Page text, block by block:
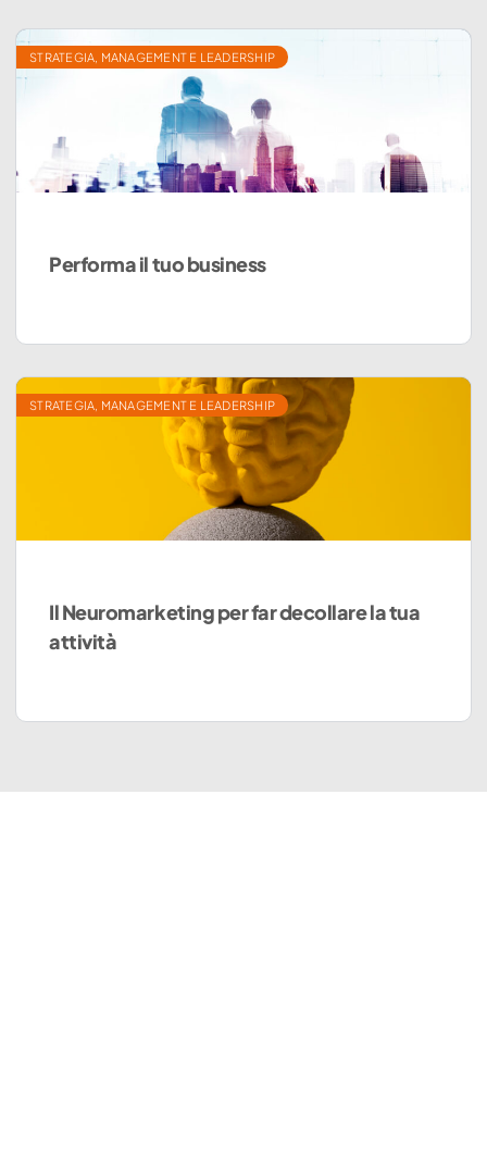
STRATEGIA, MANAGEMENT E LEADERSHIP
Performa il tuo business
STRATEGIA, MANAGEMENT E LEADERSHIP
Il Neuromarketing per far decollare la tua
attività